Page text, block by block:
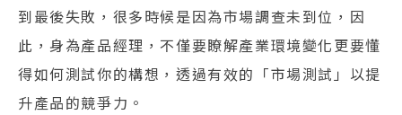
到最後失敗，很多時候是因為市場調查未到位，因
此，身為產品經理，不僅要瞭解產業環境變化更要懂
得如何測試你的構想，透過有效的「市場測試」以提
升產品的競爭力。